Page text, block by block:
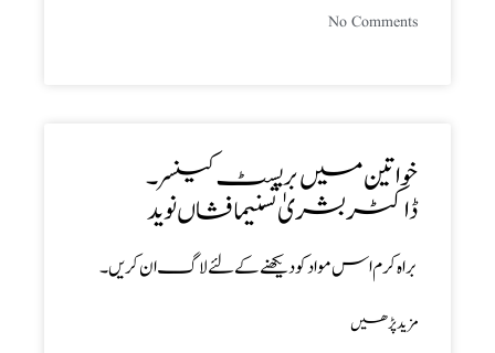
No Comments
خواتین میں بریسٹ کینسر ۔
ڈاکٹر بشریٰ تسنیمافشاں نوید
براہ کرم اس مواد کو دیکھنے کے لئے لاگ ان کریں۔
مزید پڑھیں